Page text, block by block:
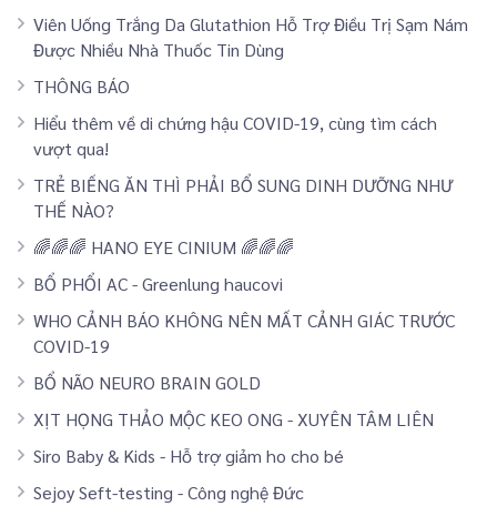
Viên Uống Trắng Da Glutathion Hỗ Trợ Điều Trị Sạm Nám
Được Nhiều Nhà Thuốc Tin Dùng
THÔNG BÁO
Hiểu thêm về di chứng hậu COVID-19, cùng tìm cách
vượt qua!
TRẺ BIẾNG ĂN THÌ PHẢI BỔ SUNG DINH DƯỠNG NHƯ
THẾ NÀO?
🌈🌈🌈 HANO EYE CINIUM 🌈🌈🌈
BỔ PHỔI AC - Greenlung haucovi
WHO CẢNH BÁO KHÔNG NÊN MẤT CẢNH GIÁC TRƯỚC
COVID-19
BỔ NÃO NEURO BRAIN GOLD
XỊT HỌNG THẢO MỘC KEO ONG - XUYÊN TÂM LIÊN
Siro Baby & Kids - Hỗ trợ giảm ho cho bé
Sejoy Seft-testing - Công nghệ Đức